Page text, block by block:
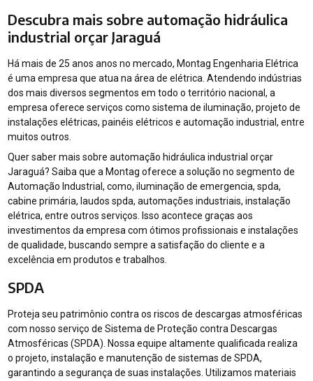
Descubra mais sobre automação hidráulica
industrial orçar Jaraguá
Há mais de 25 anos anos no mercado, Montag Engenharia Elétrica
é uma empresa que atua na área de elétrica. Atendendo indústrias
dos mais diversos segmentos em todo o território nacional, a
empresa oferece serviços como sistema de iluminação, projeto de
instalações elétricas, painéis elétricos e automação industrial, entre
muitos outros.
Quer saber mais sobre automação hidráulica industrial orçar
Jaraguá? Saiba que a Montag oferece a solução no segmento de
Automação Industrial, como, iluminação de emergencia, spda,
cabine primária, laudos spda, automações industriais, instalação
elétrica, entre outros serviços. Isso acontece graças aos
investimentos da empresa com ótimos profissionais e instalações
de qualidade, buscando sempre a satisfação do cliente e a
excelência em produtos e trabalhos.
SPDA
Proteja seu patrimônio contra os riscos de descargas atmosféricas
com nosso serviço de Sistema de Proteção contra Descargas
Atmosféricas (SPDA). Nossa equipe altamente qualificada realiza
o projeto, instalação e manutenção de sistemas de SPDA,
garantindo a segurança de suas instalações. Utilizamos materiais